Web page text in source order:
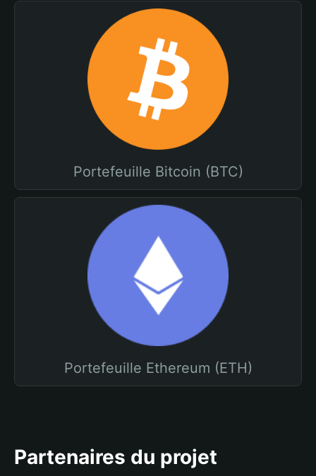
Portefeuille Bitcoin (BTC)
Portefeuille Ethereum (ETH)
Partenaires du projet